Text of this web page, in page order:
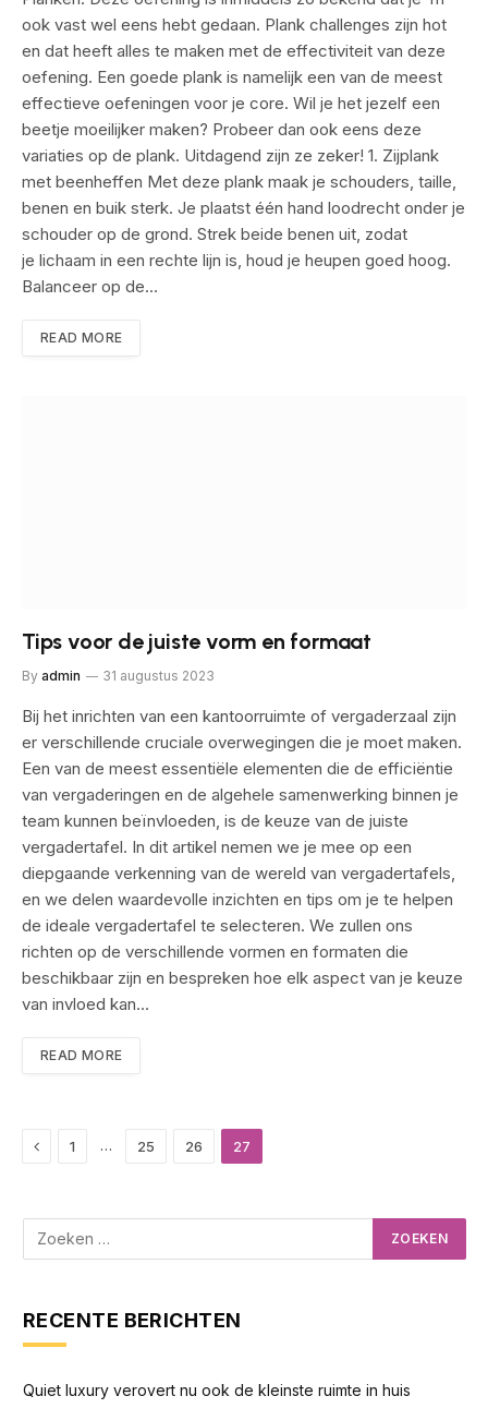
ook vast wel eens hebt gedaan. Plank challenges zijn hot
en dat heeft alles te maken met de effectiviteit van deze
oefening. Een goede plank is namelijk een van de meest
effectieve oefeningen voor je core. Wil je het jezelf een
beetje moeilijker maken? Probeer dan ook eens deze
variaties op de plank. Uitdagend zijn ze zeker! 1. Zijplank
met beenheffen Met deze plank maak je schouders, taille,
benen en buik sterk. Je plaatst één hand loodrecht onder je
schouder op de grond. Strek beide benen uit, zodat
je lichaam in een rechte lijn is, houd je heupen goed hoog.
Balanceer op de…
READ MORE
Tips voor de juiste vorm en formaat
By admin 31 augustus 2023
Bij het inrichten van een kantoorruimte of vergaderzaal zijn
er verschillende cruciale overwegingen die je moet maken.
Een van de meest essentiële elementen die de efficiëntie
van vergaderingen en de algehele samenwerking binnen je
team kunnen beïnvloeden, is de keuze van de juiste
vergadertafel. In dit artikel nemen we je mee op een
diepgaande verkenning van de wereld van vergadertafels,
en we delen waardevolle inzichten en tips om je te helpen
de ideale vergadertafel te selecteren. We zullen ons
richten op de verschillende vormen en formaten die
beschikbaar zijn en bespreken hoe elk aspect van je keuze
van invloed kan…
READ MORE
Previous
1 … 25 26 27
RECENTE BERICHTEN
Quiet luxury verovert nu ook de kleinste ruimte in huis